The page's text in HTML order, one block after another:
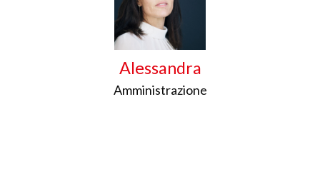
Alessandra
Amministrazione